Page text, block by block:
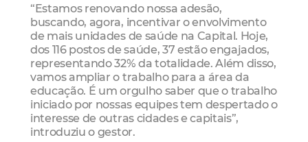
“Estamos renovando nossa adesão,
buscando, agora, incentivar o envolvimento
de mais unidades de saúde na Capital. Hoje,
dos 116 postos de saúde, 37 estão engajados,
representando 32% da totalidade. Além disso,
vamos ampliar o trabalho para a área da
educação. É um orgulho saber que o trabalho
iniciado por nossas equipes tem despertado o
interesse de outras cidades e capitais”,
introduziu o gestor.